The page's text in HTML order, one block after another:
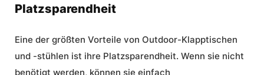
Platzsparendheit
Eine der größten Vorteile von Outdoor-Klapptischen
und -stühlen ist ihre Platzsparendheit. Wenn sie nicht
benötigt werden, können sie einfach